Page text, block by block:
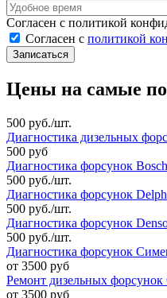
Согласен с политикой
Согласен с политикой
Цены на самые
500 руб./шт.
Диагностика дизельных
500 руб
Диагностика форсунок
500 руб./шт.
Диагностика форсунок
500 руб./шт.
Диагностика форсунок
500 руб./шт.
Диагностика форсунок
от 3500 руб
Ремонт дизельных форсунок
от 3500 руб